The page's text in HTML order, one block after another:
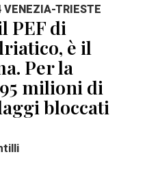
VENEZIA-TRIESTE
PEF di
è il
Per la
milioni di
bloccati